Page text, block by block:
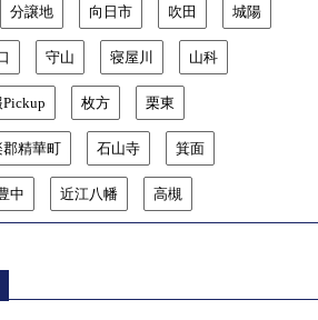
分譲地 向日市 吹田 城陽
守山 寝屋川 山科
枚方 栗東
郡精華町 石山寺 箕面
中 近江八幡 高槻